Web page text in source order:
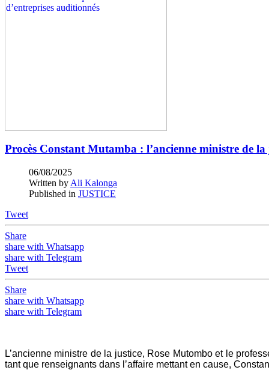
Procès Constant Mutamba : l’ancienne ministre de
06/08/2025
Written by Ali Kalonga
Published in JUSTICE
Tweet
Share
share with Whatsapp
share with Telegram
Tweet
Share
share with Whatsapp
share with Telegram
L’ancienne ministre de la justice, Rose Mutombo et le
tant que renseignants dans l’affaire mettant en cause,